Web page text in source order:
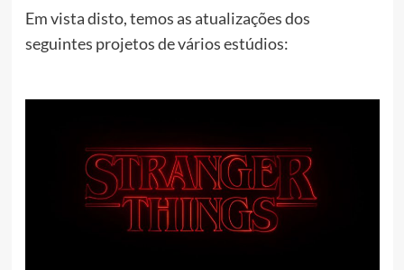
Em vista disto, temos as atualizações dos
seguintes projetos de vários estúdios: